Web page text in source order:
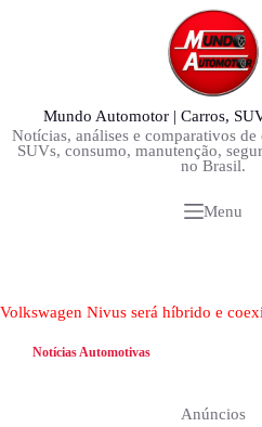
Mundo Automotor | Carros,
Notícias, análises e comparativos de
SUVs, consumo, manutenção,
no Brasil.
Menu
Volkswagen Nivus será híbrido e
Notícias Automotivas
Anúncios